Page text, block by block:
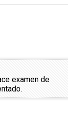
examen de